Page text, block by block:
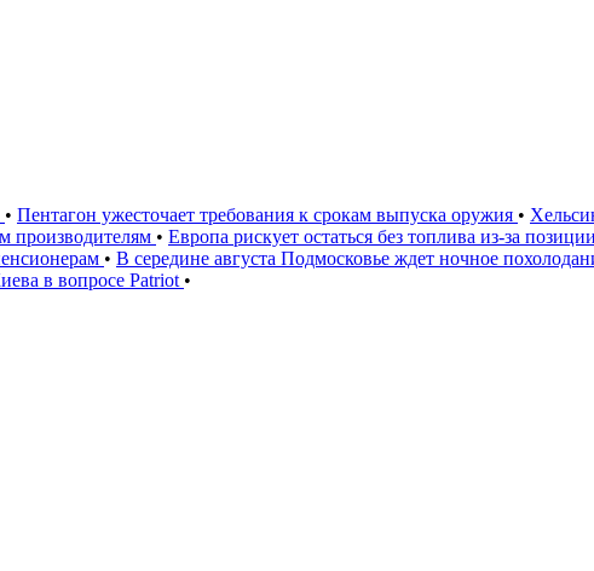
• Пентагон ужесточает требования к срокам выпуска оружия •
производителям • Европа рискует остаться без топлива из-за
• В середине августа Подмосковье ждет ночное
в вопросе Patriot •